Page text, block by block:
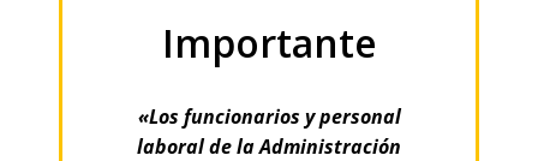
Importante
«Los funcionarios y personal
laboral de la Administración